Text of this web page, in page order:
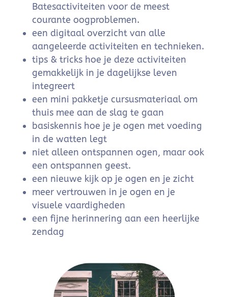
Batesactiviteiten voor de meest
courante oogproblemen.
een digitaal overzicht van alle
aangeleerde activiteiten en technieken.
tips & tricks hoe je deze activiteiten
gemakkelijk in je dagelijkse leven
integreert
een mini pakketje cursusmateriaal om
thuis mee aan de slag te gaan
basiskennis hoe je je ogen met voeding
in de watten legt
niet alleen ontspannen ogen, maar ook
een ontspannen geest.
een nieuwe kijk op je ogen en je zicht
meer vertrouwen in je ogen en je
visuele vaardigheden
een fijne herinnering aan een heerlijke
zendag